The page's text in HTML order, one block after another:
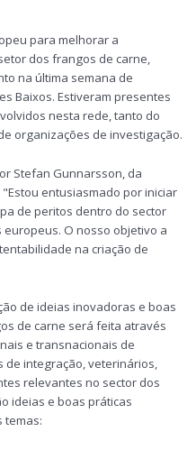
para melhorar a
dos frangos de carne,
na última semana de
Baixos. Estiveram presentes
nesta rede, tanto do
organizações de investigação.
Stefan Gunnarsson, da
entusiasmado por iniciar
de peritos dentro do sector
O nosso objetivo a
na criação de
de ideias inovadoras e boas
de carne será feita através
e transnacionais de
de integração, veterinários,
relevantes no sector dos
ideias e boas práticas
temas: